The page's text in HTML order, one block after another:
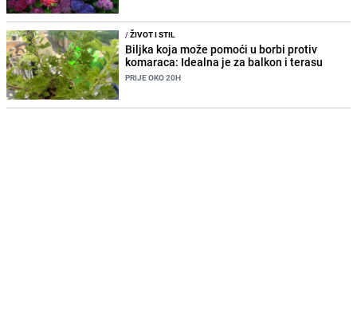
/ŽIVOT I STIL
Biljka koja može pomoći u borbi protiv
komaraca: Idealna je za balkon i terasu
PRIJE OKO 20H